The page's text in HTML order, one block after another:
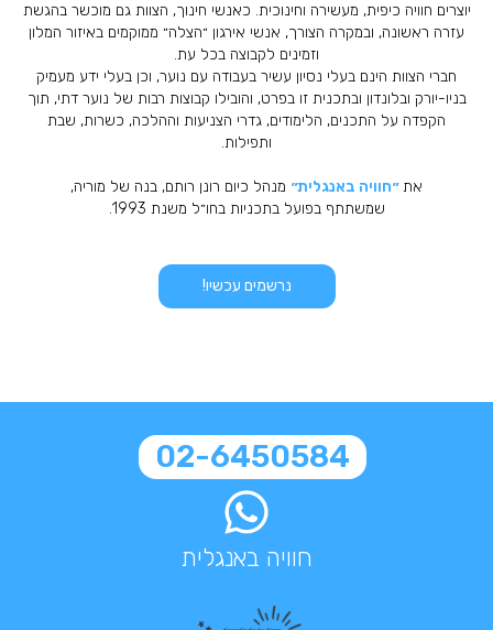
יוצרים חוויה כיפית, מעשירה וחינוכית. כאנשי חינוך, הצוות גם מוכשר בהגשת
עזרה ראשונה, ובמקרה הצורך, אנשי אירגון ״הצלה״ ממוקמים באיזור המלון
וזמינים לקבוצה בכל עת.
חברי הצוות הינם בעלי נסיון עשיר בעבודה עם נוער, וכן בעלי ידע מעמיק
בניו-יורק ובלונדון ובתכנית זו בפרט, והובילו קבוצות רבות של נוער דתי, תוך
הקפדה על התכנים, הלימודים, גדרי הצניעות וההלכה, כשרות, שבת
ותפילות.
את״חוויה באנגלית״ מנהל כיום רונן רותם, בנה של מוריה,
שמשתתף בפועל בתכניות בחו״ל משנת 1993.
נרשמים עכשיו!
02-6450584
חוויה באנגלית